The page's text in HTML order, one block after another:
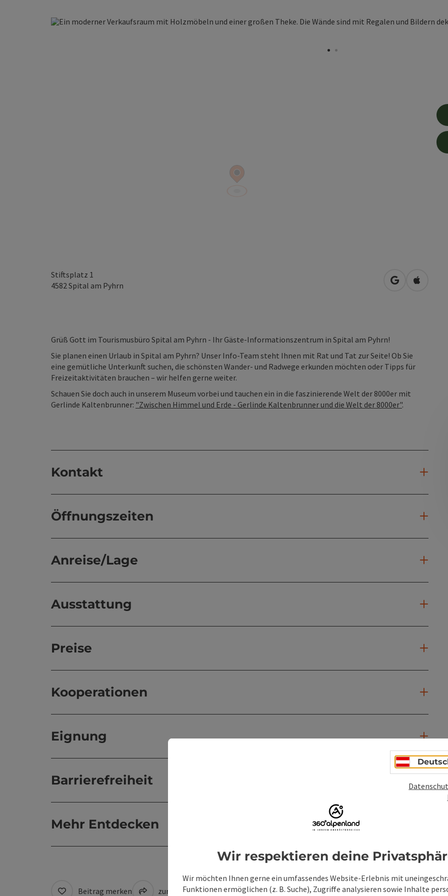
Stiftsplatz 1
4582Spital am Pyhrn in Google
in
Grüß Gott im Tourismusbüro Spital am Pyhrn - Ihr Gäste-Informationszentrum in Spital am Pyhrn!
Sie planen einen Urlaub in Spital am Pyhrn? Unser Info-Team steht Ihnen mit Rat und Tat zur Seite! Ob Sie
eine gemütliche Unterkunft suchen, die schönsten Wander- und Radwege erkunden möchten oder Tipps für
Freizeitaktivitäten brauchen – wir helfen gerne weiter.
Schauen Sie doch auch in unserem Museum vorbei und tauchen ein in die faszinierende Welt der 8000er mit
Gerlinde Kaltenbrunner: "Zwischen Himmel und Erde - Gerlinde Kaltenbrunner und die Welt der 8000er".
Kontakt
Öffnungszeiten
Anreise/Lage
Ausstattung
Preise
Kooperationen
Eignung
Barrierefreiheit
Mehr Entdecken
Beitrag merken zum Merkzettel PDF erstellen Beitrag drucken In der Nähe
Wir respektieren deine
Wir möchten Ihnen gerne ein umfassendes Website-Erlebnis mit
Funktionen ermöglichen (z. B. Suche), Zugriffe analysieren sowie Inhalte